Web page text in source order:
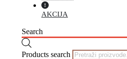
AKCIJA
Search
Products search